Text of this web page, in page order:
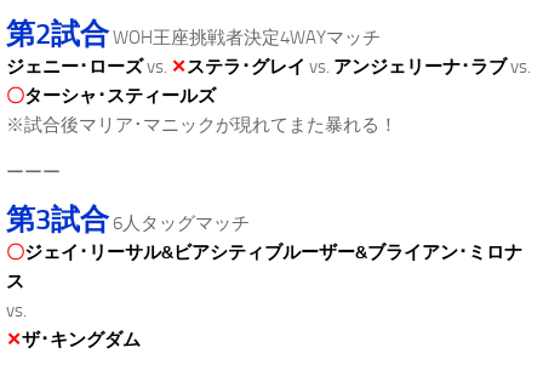
第2試合WOH王座挑戦者決定4WAYマッチ
ジェニー･ローズvs. ✕ステラ･グレイ vs. アンジェリーナ･ラブvs.
〇ターシャ･スティールズ
※試合後マリア･マニックが現れてまた暴れる！
ーーー
第3試合6人タッグマッチ
〇ジェイ･リーサル&ビアシティブルーザー&ブライアン･ミロナ
ス
vs.
✕ザ･キングダム